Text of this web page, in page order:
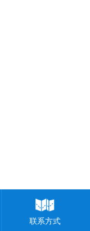
联系方式